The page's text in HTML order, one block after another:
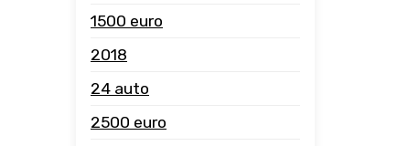
1500 euro
2018
24 auto
2500 euro